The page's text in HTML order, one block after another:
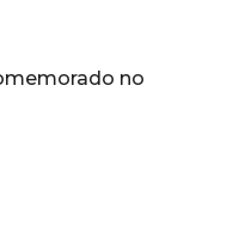
no